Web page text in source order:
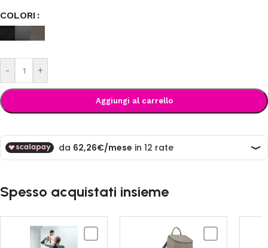
COLORI
- +
Aggiungi al carrello
Spesso acquistati insieme